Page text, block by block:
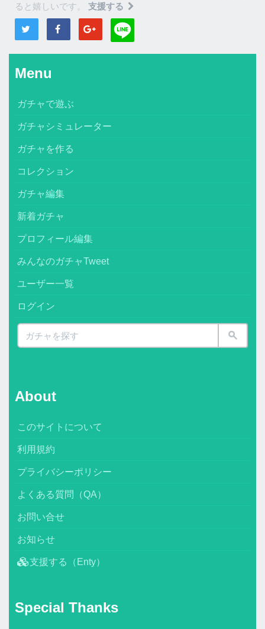
ると嬉しいです。 支援する
Menu
ガチャで遊ぶ
ガチャシミュレーター
ガチャを作る
コレクション
ガチャ編集
新着ガチャ
プロフィール編集
みんなのガチャTweet
ユーザー一覧
ログイン
About
このサイトについて
利用規約
プライバシーポリシー
よくある質問（QA）
お問い合せ
お知らせ
支援する（Enty）
Special Thanks